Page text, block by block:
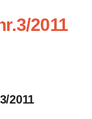
2011
2011